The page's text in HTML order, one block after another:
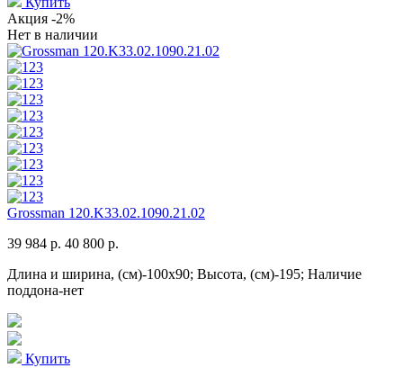
Акция -2%
Нет в наличии
Grossman 120.K33.02.1090.21.02
39 984 р. 40 800 р.
Длина и ширина, (см)-100x90; Высота, (см)-195; Наличие
поддона-нет
Купить